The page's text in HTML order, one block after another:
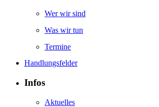
Wer wir sind
Was wir tun
Termine
Handlungsfelder
Infos
Aktuelles